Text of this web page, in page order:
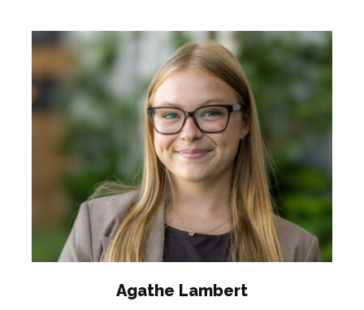
Agathe Lambert